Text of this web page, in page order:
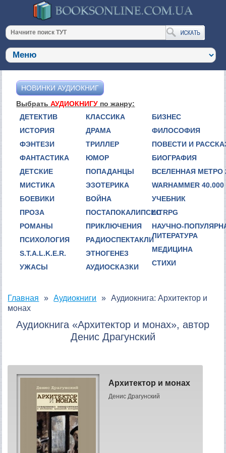
НОВИНКИ АУДИОКНИГ
ВыбратьАУДИОКНИГУ по жанру:
ДЕТЕКТИВ
ИСТОРИЯ
ФЭНТЕЗИ
ФАНТАСТИКА
ДЕТСКИЕ
МИСТИКА
БОЕВИКИ
ПРОЗА
РОМАНЫ
ПСИХОЛОГИЯ
S.T.A.L.K.E.R.
УЖАСЫ
КЛАССИКА
ДРАМА
ТРИЛЛЕР
ЮМОР
ПОПАДАНЦЫ
ЭЗОТЕРИКА
ВОЙНА
ПОСТАПОКАЛИПСИС
ПРИКЛЮЧЕНИЯ
РАДИОСПЕКТАКЛИ
ЭТНОГЕНЕЗ
АУДИОСКАЗКИ
БИЗНЕС
ФИЛОСОФИЯ
ПОВЕСТИ И
БИОГРАФИЯ
ВСЕЛЕННАЯ МЕТРО
WARHAMMER 40.000
УЧЕБНИК
LITRPG
НАУЧНО-
ЛИТЕРАТУРА
МЕДИЦИНА
СТИХИ
Главная Аудиокниги
Аудиокнига: Архитектор и
монах
Аудиокнига «Архитектор и монах», автор
Денис Драгунский
Архитектор и монах
Денис Драгунский